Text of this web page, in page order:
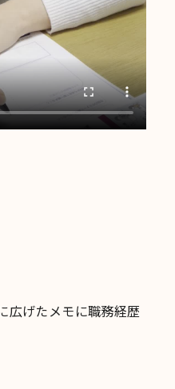
広げたメモに職務経歴